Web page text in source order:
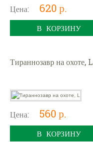
Цена: 620 р.
В КОРЗИНУ
Тираннозавр на охоте, L
Цена: 560 р.
В КОРЗИНУ